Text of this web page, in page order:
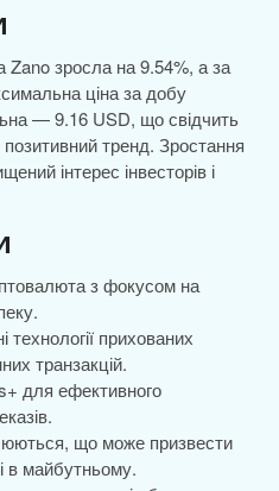
Zano зросла на 9.54%, а за
ціна за добу
— 9.16 USD, що свідчить
позитивний тренд. Зростання
інтерес інвесторів і
з фокусом на
технології прихованих
транзакцій.
для ефективного
що може призвести
в майбутньому.